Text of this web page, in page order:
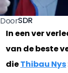
DoorSDR
In een ver
van de beste
dieThibau Nys